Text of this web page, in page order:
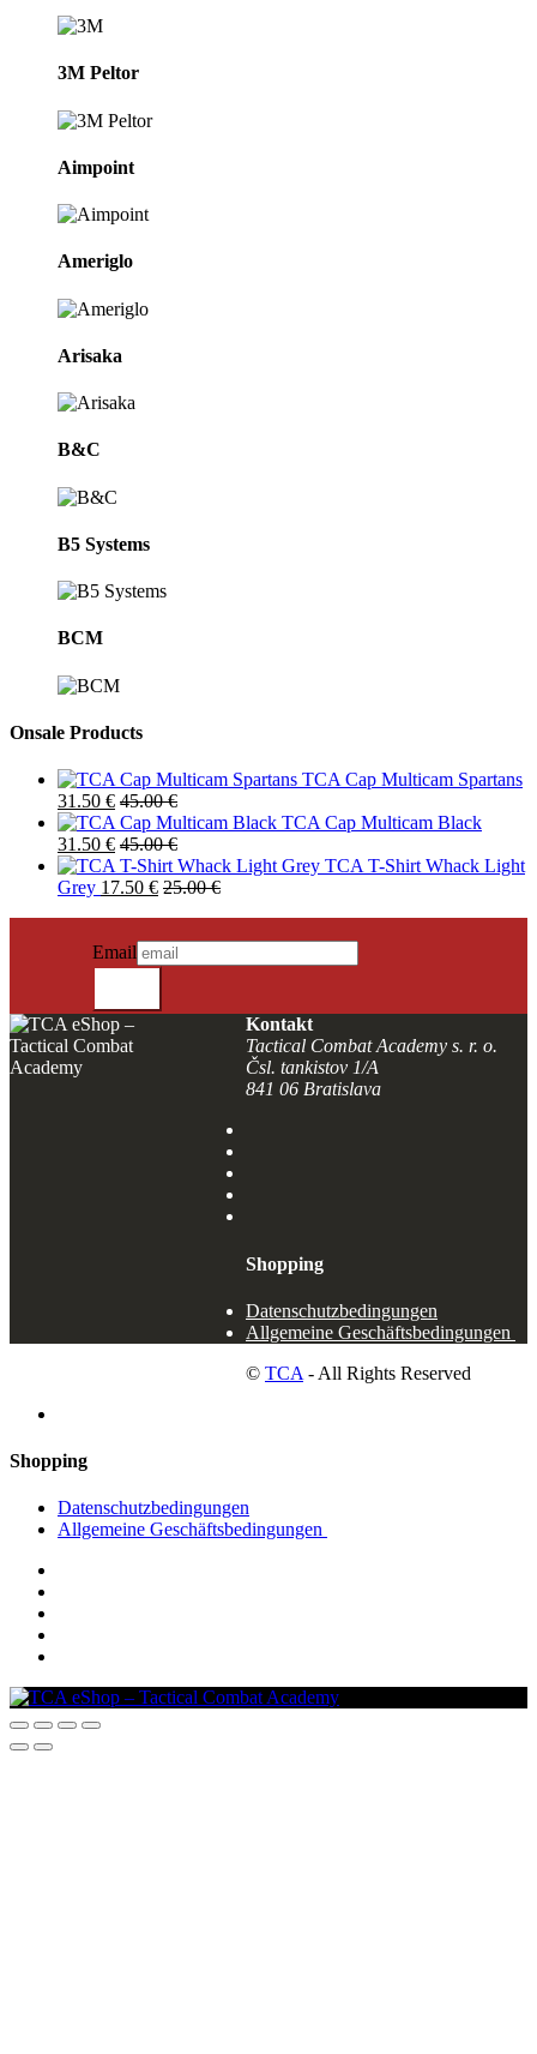
3M Peltor
Aimpoint
Ameriglo
Arisaka
B&C
B5 Systems
BCM
Onsale Products
TCA Cap Multicam Spartans
31.50 € 45.00€
TCA Cap Multicam Black
31.50 € 45.00€
TCA T-Shirt Whack Light
Grey 17.50 € 25.00€
Email
Kontakt
Tactical Combat Academy s. r. o.
Čsl. tankistov 1/A
841 06 Bratislava
Shopping
Datenschutzbedingungen
Allgemeine Geschäftsbedingungen
© TCA - All Rights Reserved
Shopping
Datenschutzbedingungen
Allgemeine Geschäftsbedingungen